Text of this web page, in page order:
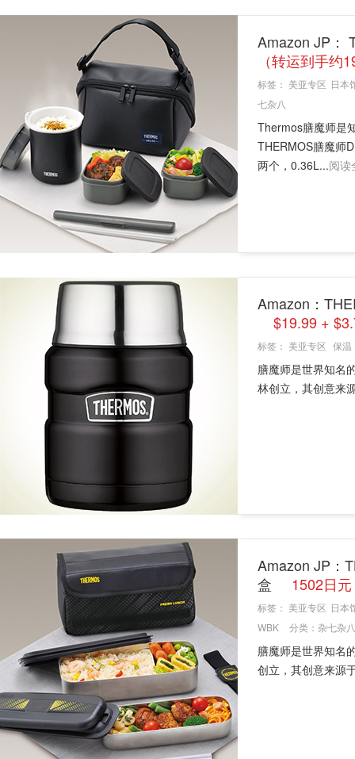
Amazon JP：
（转运到手约
标签： 美亚专区 日本
七杂八
Thermos膳魔师是
THERMOS膳魔师
两个，0.36L...阅读
Amazon：
$19.99 +
标签： 美亚专区 保温
膳魔师是世界知名
林创立，其创意来
Amazon JP：
盒
1502日
标签： 美亚专区 日本
WBK
分类： 杂七杂八
膳魔师是世界知名
创立，其创意来源